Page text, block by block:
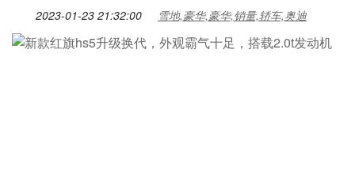
2023-01-23 21:32:00 雪地,豪华,豪华,销量,轿车,奥迪